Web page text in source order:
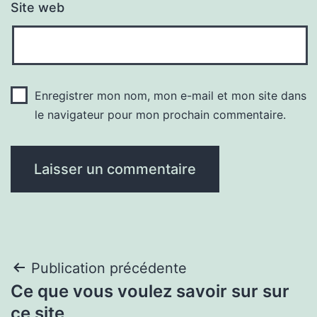
Site web
Enregistrer mon nom, mon e-mail et mon site dans
le navigateur pour mon prochain commentaire.
Navigation
de
Publication précédente
Ce que vous voulez savoir sur sur
ce site